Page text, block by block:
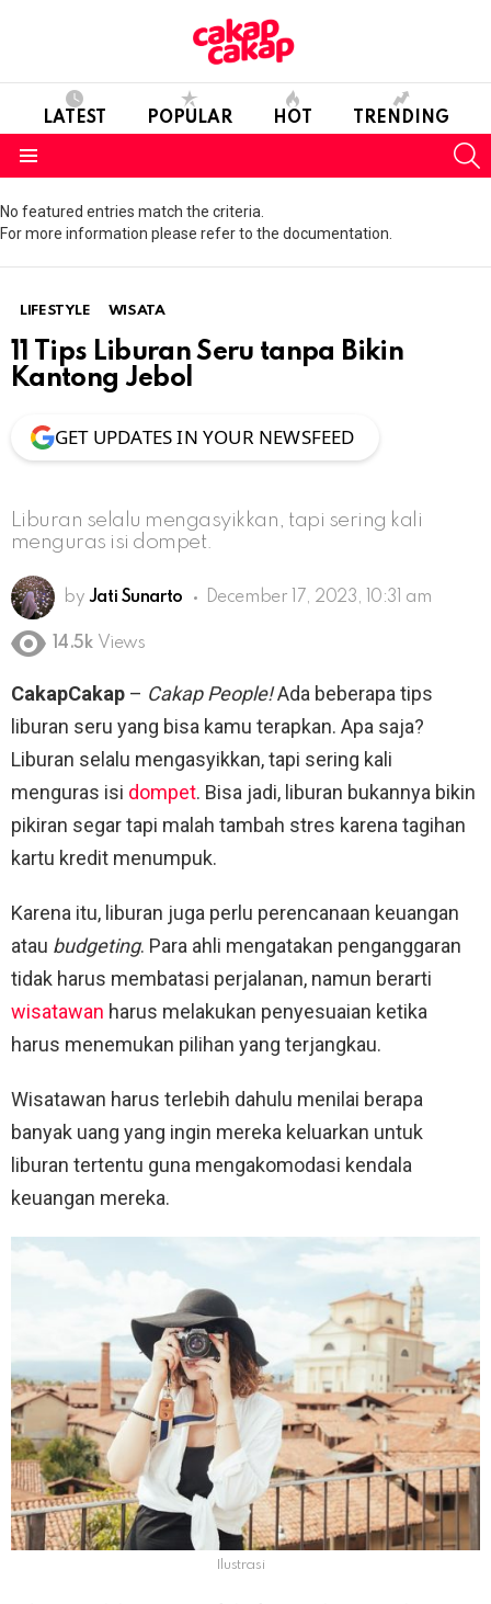
LATEST POPULAR HOT TRENDING
No featured entries match the criteria.
For more information please refer to the documentation.
LIFESTYLE WISATA
11 Tips Liburan Seru tanpa Bikin
Kantong Jebol
GET UPDATES IN YOUR NEWSFEED
Liburan selalu mengasyikkan, tapi sering kali
menguras isi dompet.
by Jati Sunarto December 17, 2023, 10:31 am
14.5k Views
CakapCakap – Cakap People!Ada beberapa tips
liburan seru yang bisa kamu terapkan. Apa saja?
Liburan selalu mengasyikkan, tapi sering kali
menguras isi dompet. Bisa jadi, liburan bukannya bikin
pikiran segar tapi malah tambah stres karena tagihan
kartu kredit menumpuk.
Karena itu, liburan juga perlu perencanaan keuangan
atau budgeting. Para ahli mengatakan penganggaran
tidak harus membatasi perjalanan, namun berarti
wisatawan harus melakukan penyesuaian ketika
harus menemukan pilihan yang terjangkau.
Wisatawan harus terlebih dahulu menilai berapa
banyak uang yang ingin mereka keluarkan untuk
liburan tertentu guna mengakomodasi kendala
keuangan mereka.
Ilustrasi